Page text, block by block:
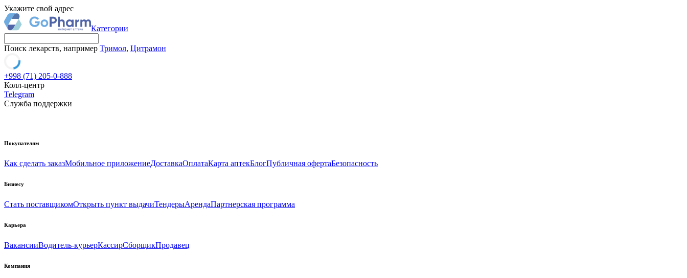
Укажите свой адрес
Категории
Поиск лекарств, например Тримол, Цитрамон
+998 (71) 205-0-888
Колл-центр
Telegram
Служба поддержки
Покупателям
Как сделать заказМобильное приложениеДоставкаОплатаКарта аптекБлогПубличная офертаБезопасность
Бизнесу
Стать поставщикомОткрыть пункт выдачиТендерыАрендаПартнерская программа
Карьера
ВакансииВодитель-курьерКассирСборщикПродавец
Компания